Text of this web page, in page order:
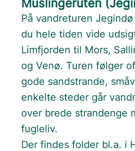
Muslingeruten
På vandreturen
du hele tiden vide
Limfjorden til Mors,
og Venø. Turen følger
gode sandstrande,
enkelte steder går
over brede strandenge
fugleliv.
Der findes folder bl.a. i